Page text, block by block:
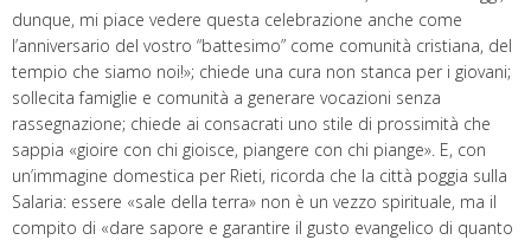
dunque, mi piace vedere questa celebrazione anche come
l’anniversario del vostro “battesimo” come comunità cristiana, del
tempio che siamo noi!»; chiede una cura non stanca per i giovani;
sollecita famiglie e comunità a generare vocazioni senza
rassegnazione; chiede ai consacrati uno stile di prossimità che
sappia «gioire con chi gioisce, piangere con chi piange». E, con
un’immagine domestica per Rieti, ricorda che la città poggia sulla
Salaria: essere «sale della terra» non è un vezzo spirituale, ma il
compito di «dare sapore e garantire il gusto evangelico di quanto